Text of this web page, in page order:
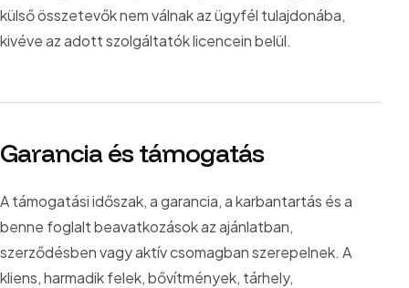
külső összetevők nem válnak az ügyfél tulajdonába,
kivéve az adott szolgáltatók licencein belül.
Garancia és támogatás
A támogatási időszak, a garancia, a karbantartás és a
benne foglalt beavatkozások az ajánlatban,
szerződésben vagy aktív csomagban szerepelnek. A
kliens, harmadik felek, bővítmények, tárhely,